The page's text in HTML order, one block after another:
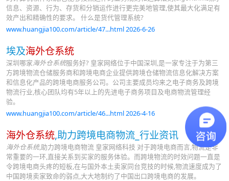
信息、资源、行为、存货和分销运作进行更完美地管理,使其最大化满足有
效产出和精确性的要求。 什么是货代管理系统?
www.huangjia100.com/article/47...html 2026-6-26
埃及海外仓系统
深圳哪家海外仓系统服务好? 皇家网络位于中国深圳,是一家专注于为第三
方跨境物流仓储服务商和跨境电商企业提供跨境仓储物流信息化解决方案
和信息化产品的跨境电商服务公司。公司主要成员均来之电子商务及跨境
物流行业,核心团队均有5年以上的先进电子商务项目及电商物流管理经
验。
www.huangjia100.com/article/46...html 2026-4-16
海外仓系统,助力跨境电商物流_行业资讯
海外仓系统,助力跨境电商物流 皇家网络科技 对于跨境电商而言,物流是非
常重要的一环,直接关系到买家的服务体验。而跨境物流的时效问题一直是
令跨境电商头疼的短板,在与国外本土卖家同台竞技的时候,物流速度成为了
中国跨境卖家致命的弱点,大大地制约了中国出口跨境电商的发展。